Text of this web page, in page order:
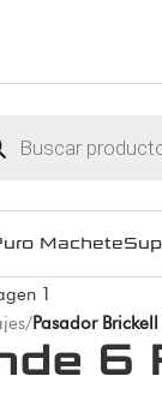
Machete
/Pasador
6